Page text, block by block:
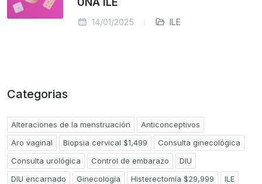
14/01/2025 ILE
Categorias
Alteraciones de la menstruación
Anticonceptivos
Aro vaginal
Biopsia cervical $1,499
Consulta ginecológica
Consulta urológica
Control de embarazo
DIU
DIU encarnado
Ginecología Histerectomía $29,999
ILE